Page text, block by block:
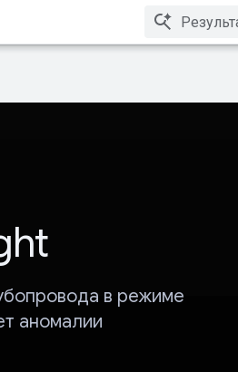
в режиме
аномалии